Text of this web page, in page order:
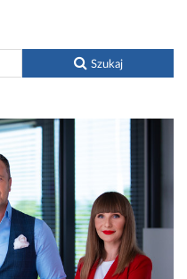
Szukaj